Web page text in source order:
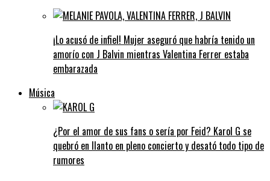
¡Lo acusó de infiel! Mujer aseguró que habría tenido un
amorío con J Balvin mientras Valentina Ferrer estaba
embarazada
Música
¿Por el amor de sus fans o sería por Feid? Karol G se
quebró en llanto en pleno concierto y desató todo tipo de
rumores